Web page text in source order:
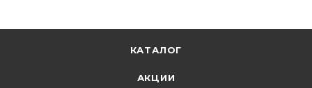
КАТАЛОГ
АКЦИИ